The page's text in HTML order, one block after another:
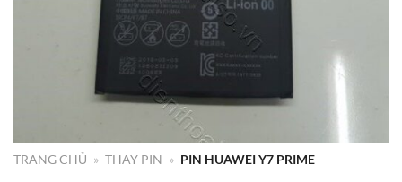
TRANG CHỦ » THAY PIN » PIN HUAWEI Y7 PRIME